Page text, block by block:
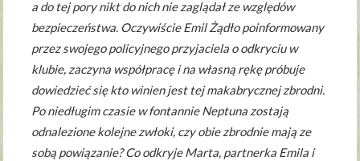
a do tej pory nikt do nich nie zaglądał ze względów
bezpieczeństwa. Oczywiście Emil Żądło poinformowany
przez swojego policyjnego przyjaciela o odkryciu w
klubie, zaczyna współpracę i na własną rękę próbuje
dowiedzieć się kto winien jest tej makabrycznej zbrodni.
Po niedługim czasie w fontannie Neptuna zostają
odnalezione kolejne zwłoki, czy obie zbrodnie mają ze
sobą powiązanie? Co odkryje Marta, partnerka Emila i